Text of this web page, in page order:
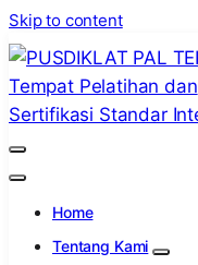
Skip to content
PUSDIKLAT
Internasional
Home
Tentang Kami